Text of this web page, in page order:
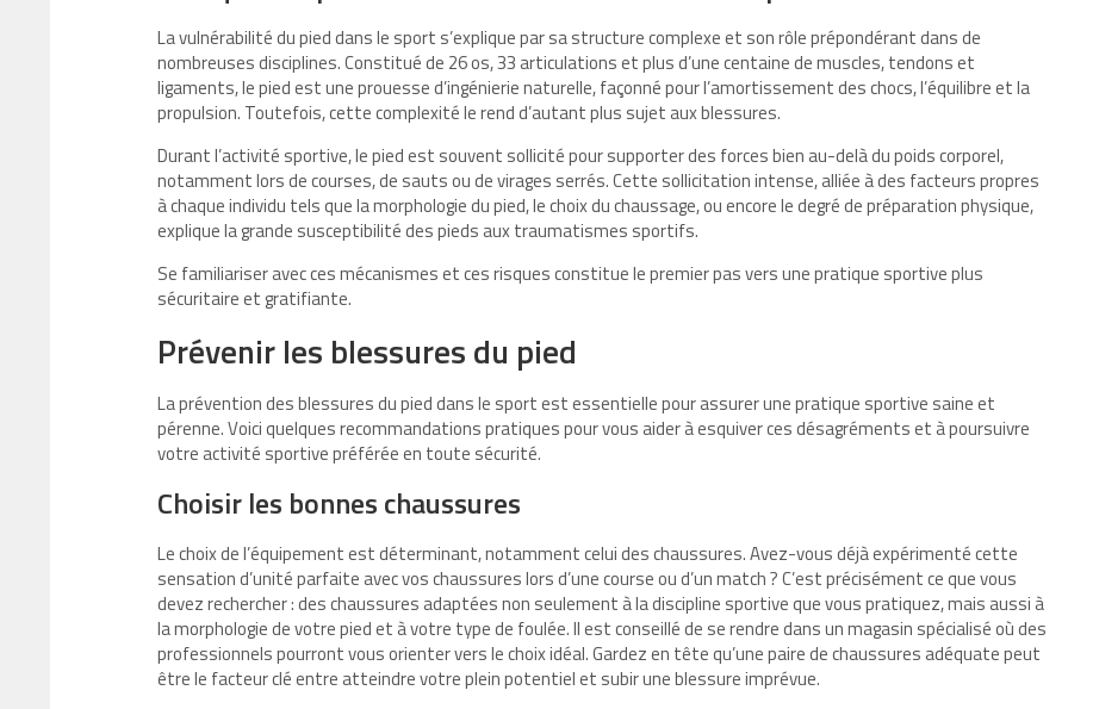
La vulnérabilité du pied dans le sport s’explique par sa structure complexe et son rôle prépondérant dans de
nombreuses disciplines. Constitué de 26 os, 33 articulations et plus d’une centaine de muscles, tendons et
ligaments, le pied est une prouesse d’ingénierie naturelle, façonné pour l’amortissement des chocs, l’équilibre et la
propulsion. Toutefois, cette complexité le rend d’autant plus sujet aux blessures.
Durant l’activité sportive, le pied est souvent sollicité pour supporter des forces bien au-delà du poids corporel,
notamment lors de courses, de sauts ou de virages serrés. Cette sollicitation intense, alliée à des facteurs propres
à chaque individu tels que la morphologie du pied, le choix du chaussage, ou encore le degré de préparation physique,
explique la grande susceptibilité des pieds aux traumatismes sportifs.
Se familiariser avec ces mécanismes et ces risques constitue le premier pas vers une pratique sportive plus
sécuritaire et gratifiante.
Prévenir les blessures du pied
La prévention des blessures du pied dans le sport est essentielle pour assurer une pratique sportive saine et
pérenne. Voici quelques recommandations pratiques pour vous aider à esquiver ces désagréments et à poursuivre
votre activité sportive préférée en toute sécurité.
Choisir les bonnes chaussures
Le choix de l’équipement est déterminant, notamment celui des chaussures. Avez-vous déjà expérimenté cette
sensation d’unité parfaite avec vos chaussures lors d’une course ou d’un match ? C’est précisément ce que vous
devez rechercher : des chaussures adaptées non seulement à la discipline sportive que vous pratiquez, mais aussi à
la morphologie de votre pied et à votre type de foulée. Il est conseillé de se rendre dans un magasin spécialisé où des
professionnels pourront vous orienter vers le choix idéal. Gardez en tête qu’une paire de chaussures adéquate peut
être le facteur clé entre atteindre votre plein potentiel et subir une blessure imprévue.